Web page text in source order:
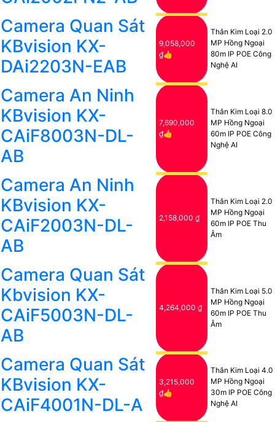
Camera Quan Sát
KBvision KX-
DAi2203N-EAB
9,058,000
₫👍
Thân Kim Loại 2.0
MP Hồng Ngoại
80m IP POE Công
Nghệ AI
Camera An Ninh
KBvision KX-
CAiF8003N-DL-
AB
7,690,000
₫👍
Thân Kim Loại 8.0
MP Hồng Ngoại
60m IP POE Công
Nghệ AI
Camera An Ninh
KBvision KX-
CAiF2003N-DL-
AB
2,158,000 ₫
Thân Kim Loại 2.0
MP Hồng Ngoại
60m IP POE Thu
Âm
Camera Quan Sát
Kbvision KX-
CAiF5003N-DL-
AB
4,264,000 ₫
Thân Kim Loại 5.0
MP Hồng Ngoại
60m IP POE Thu
Âm
Camera Quan Sát
KBvision KX-
CAiF4001N-DL-A
3,215,000
₫👍
Thân Kim Loại 4.0
MP Hồng Ngoại
30m IP POE Công
Nghệ AI